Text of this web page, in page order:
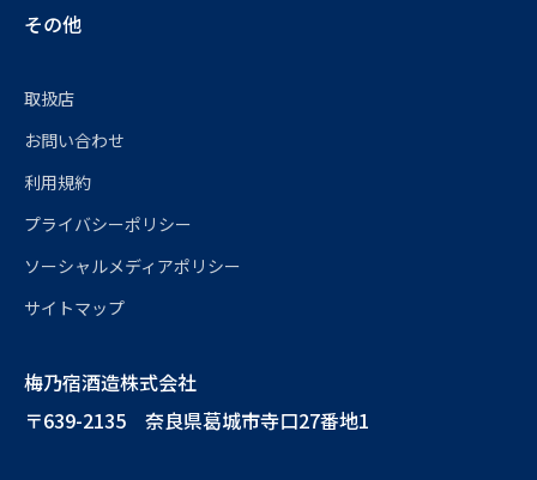
その他
取扱店
お問い合わせ
利用規約
プライバシーポリシー
ソーシャルメディアポリシー
サイトマップ
梅乃宿酒造株式会社
〒639-2135 奈良県葛城市寺口27番地1